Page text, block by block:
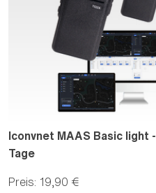
Iconvnet MAAS Basic light
Tage
Preis: 19,90 €